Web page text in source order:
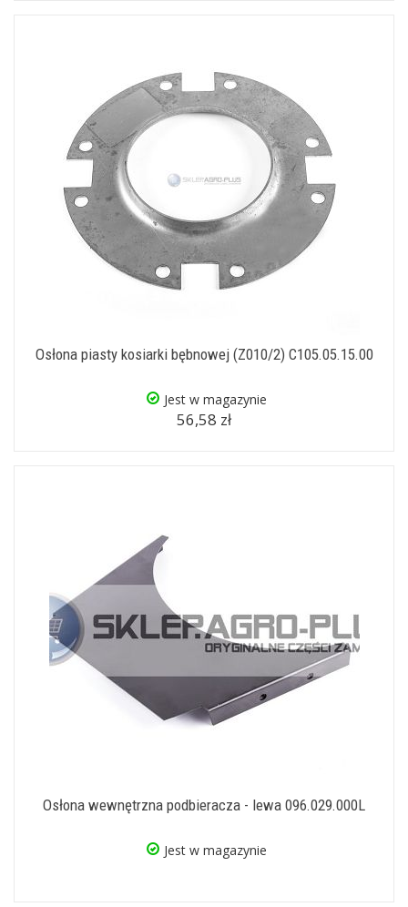
Osłona piasty kosiarki bębnowej (Z010/2) C105.05.15.00
Jest w magazynie
56,58 zł
Osłona wewnętrzna podbieracza - lewa 096.029.000L
Jest w magazynie